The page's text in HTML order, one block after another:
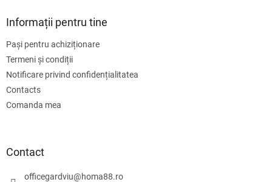
Informații pentru tine
Pași pentru achiziționare
Termeni și condiții
Notificare privind confidențialitatea
Contacts
Comanda mea
Contact
officegardviu@homa88.ro